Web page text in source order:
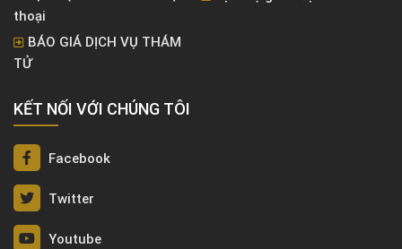
thoại
BÁO GIÁ DỊCH VỤ THÁM
TỬ
KẾT NỐI VỚI CHÚNG TÔI
Facebook
Twitter
Youtube